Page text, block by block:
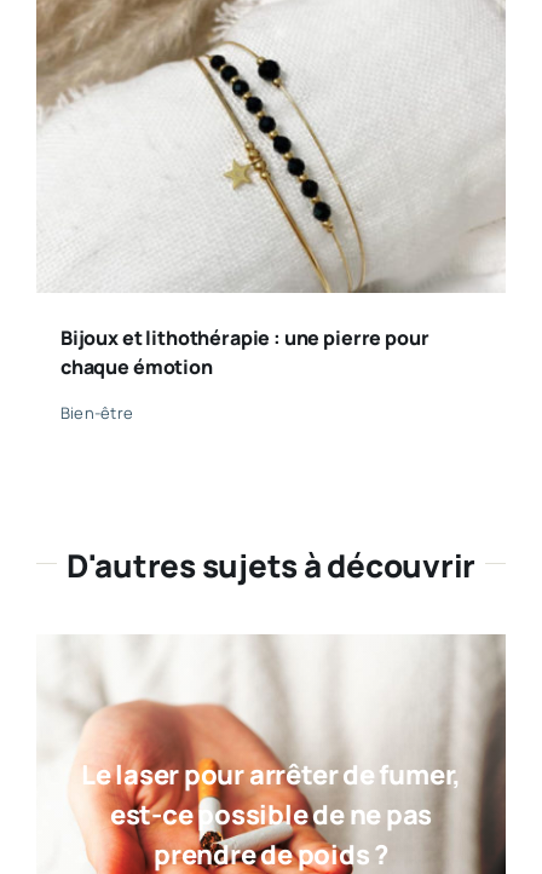
Bijoux et lithothérapie : une pierre pour
chaque émotion
Bien-être
D'autres sujets à découvrir
Le laser pour arrêter de fumer,
est-ce possible de ne pas
prendre de poids ?